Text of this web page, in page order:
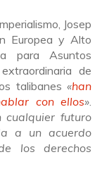
Josep
Europea y Alto
para Asuntos
de
talibanes «han
con ellos».
cualquier futuro
a un acuerdo
los derechos